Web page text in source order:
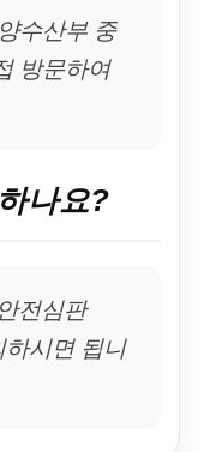
수산부 중
방문하여
나요?
전심판
시면 됩니